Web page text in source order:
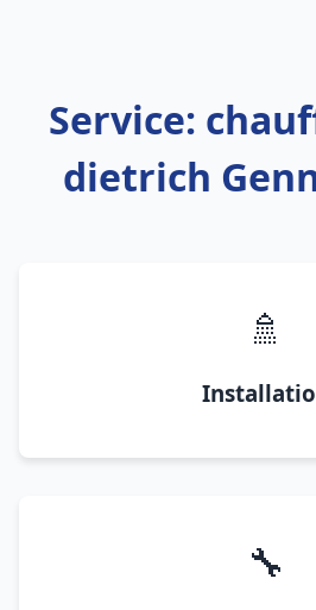
Service:
dietrich
🚿
🔧